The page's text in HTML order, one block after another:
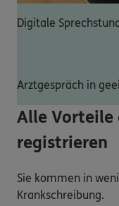
Digitale
Arztgespräch in
Alle Vorteile
registrieren
Sie kommen in
Krankschreibung.